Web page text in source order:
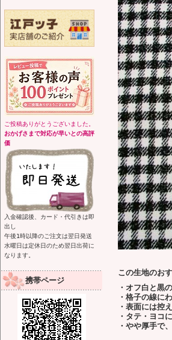
ご投稿ありがとうございました。
おかげさまで対応が早いとの高評
価
入金確認後、カード・代引きは即
出し
午後1時以降のご注文は翌日発送
水曜日は定休日のため翌日出荷に
なります。
携帯ページ
この生地のお
・オフ白と黒
・格子の線に
・表面には控
・タテ・ヨコ
・やや厚手で